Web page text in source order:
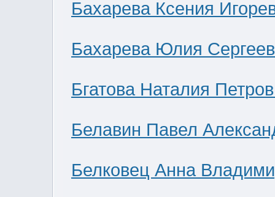
Бахарева Ксения
Бахарева Юлия
Бгатова Наталия
Белавин Павел
Белковец Анна